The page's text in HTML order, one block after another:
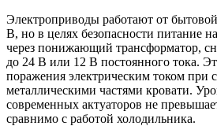
Электроприводы работают от
В, но в целях безопасности питание
через понижающий трансформатор,
до 24 В или 12 В постоянного тока.
поражения электрическим током при
металлическими частями кровати.
современных актуаторов не
сравнимо с работой холодильника.